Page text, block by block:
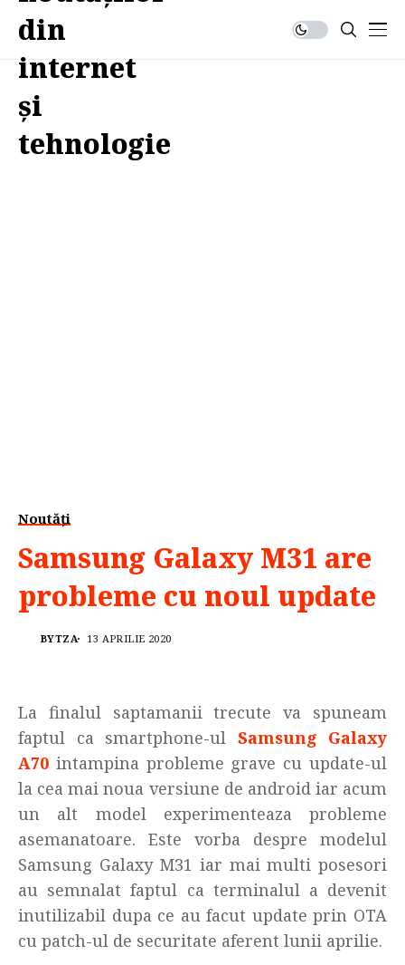
Noutăți
Samsung Galaxy M31 are
probleme cu noul update
BYTZA 13 APRILIE 2020
La finalul saptamanii trecute va spuneam
faptul ca smartphone-ul Samsung Galaxy
A70 intampina probleme grave cu update-ul
la cea mai noua versiune de android iar acum
un alt model experimenteaza probleme
asemanatoare. Este vorba despre modelul
Samsung Galaxy M31 iar mai multi posesori
au semnalat faptul ca terminalul a devenit
inutilizabil dupa ce au facut update prin OTA
cu patch-ul de securitate aferent lunii aprilie.